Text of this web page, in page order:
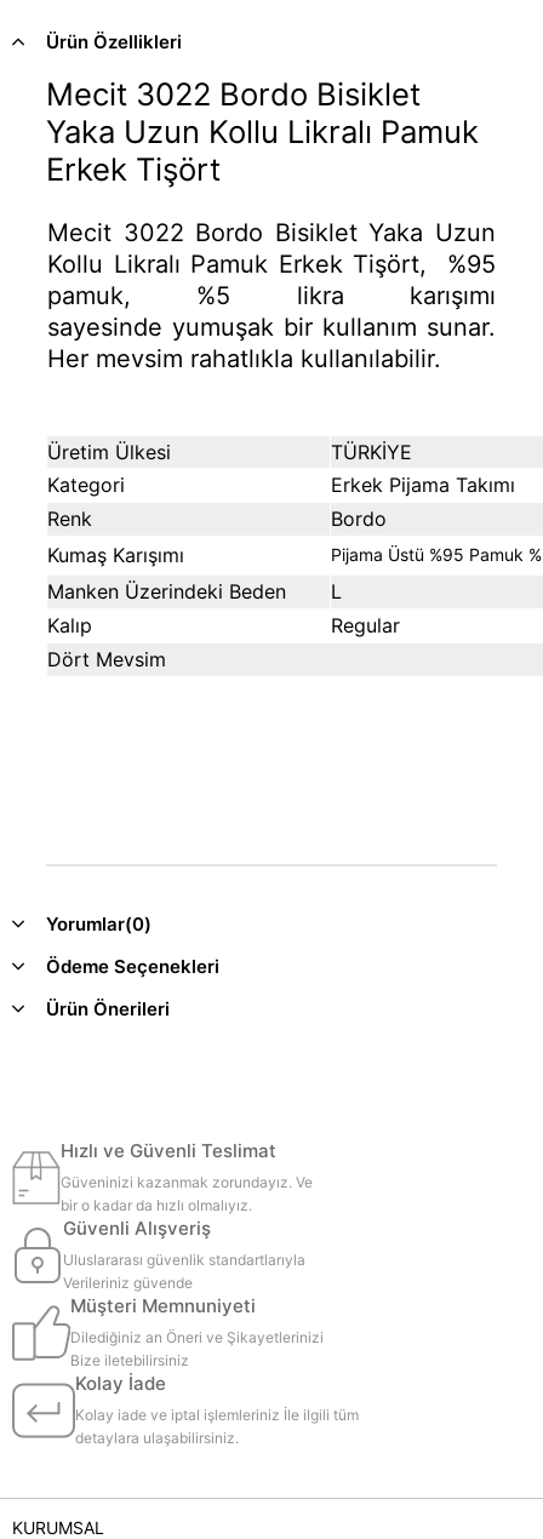
Ürün Özellikleri
Mecit 3022 Bordo Bisiklet
Yaka Uzun Kollu Likralı Pamuk
Erkek Tişört
Mecit 3022 Bordo Bisiklet Yaka Uzun
Kollu Likralı Pamuk Erkek Tişört, %95
pamuk, %5 likra karışımı
sayesinde yumuşak bir kullanım sunar.
Her mevsim rahatlıkla kullanılabilir.
Üretim Ülkesi
TÜRKİYE
Kategori
Erkek Pijama Takımı
Renk
Bordo
Kumaş Karışımı
Pijama Üstü %95 Pamuk
Manken Üzerindeki Beden
L
Kalıp
Regular
Dört Mevsim
Yorumlar(0)
Ödeme Seçenekleri
Ürün Önerileri
Hızlı ve Güvenli Teslimat
Güveninizi kazanmak zorundayız. Ve
bir o kadar da hızlı olmalıyız.
Güvenli Alışveriş
Uluslararası güvenlik standartlarıyla
Verileriniz güvende
Müşteri Memnuniyeti
Dilediğiniz an Öneri ve Şikayetlerinizi
Bize iletebilirsiniz
Kolay İade
Kolay iade ve iptal işlemleriniz İle ilgili tüm
detaylara ulaşabilirsiniz.
KURUMSAL